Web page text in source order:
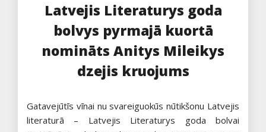
Latvejis Literaturys goda
bolvys pyrmajā kuortā
nomināts Anitys Mileikys
dzejis kruojums
Gatavejūtīs vīnai nu svareiguokūs nūtikšonu Latvejis
literaturā – Latvejis Literaturys goda bolvai